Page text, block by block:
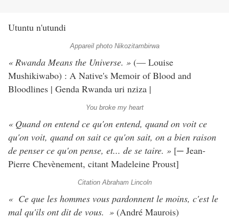
Utuntu n'utundi
Appareil photo Nikozitambirwa
« Rwanda Means the Universe. » (— Louise
Mushikiwabo) : A Native's Memoir of Blood and
Bloodlines | ​Genda Rwanda uri nziza | ​
You broke my heart
« Quand on entend ce qu'on entend, quand on voit ce
qu'on voit, quand on sait ce qu'on sait, on a bien raison
de penser ce qu'on pense, et... de se taire. » [─ Jean-
Pierre Chevènement, citant Madeleine Proust]
Citation Abraham Lincoln
« Ce que les hommes vous pardonnent le moins, c'est le
mal qu'ils ont dit de vous. » (André Maurois)